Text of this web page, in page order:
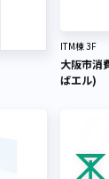
ITM棟 3F
大阪市消
ばエル)